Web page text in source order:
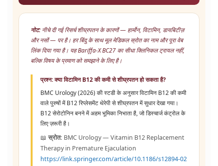
नोट:नीचे दी गई रिसर्च शीघ्रपतन के कारणों — हार्मोन, विटामिन, डायबिटीज़
और नसों — पर है। हर बिंदु के साथ मूल मेडिकल स्रोत का नाम और पूरा वेब
लिंक दिया गया है। यह Bariffa-X BC27 का सीधा क्लिनिकल ट्रायल नहीं,
बल्कि विषय के प्रमाण को समझाने के लिए है।
प्रश्न: क्या विटामिन B12 की कमी से शीघ्रपतन हो सकता है?
BMC Urology (2026) की स्टडी के अनुसार विटामिन B12 की कमी
वाले पुरुषों में B12 रिप्लेसमेंट थेरेपी से शीघ्रपतन में सुधार देखा गया।
B12 सेरोटोनिन बनने में अहम भूमिका निभाता है, जो डिस्चार्ज कंट्रोल के
लिए ज़रूरी है।
📖 स्रोत: BMC Urology — Vitamin B12 Replacement
Therapy in Premature Ejaculation
https://link.springer.com/article/10.1186/s12894-02